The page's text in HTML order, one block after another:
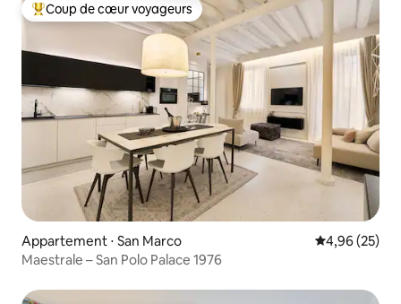
Coups de cœur voyageurs les plus appréciés
Coup de cœur voyageurs
Appartement ⋅ San Marco Évaluation
4,96 (25)
Maestrale – San Polo Palace 1976